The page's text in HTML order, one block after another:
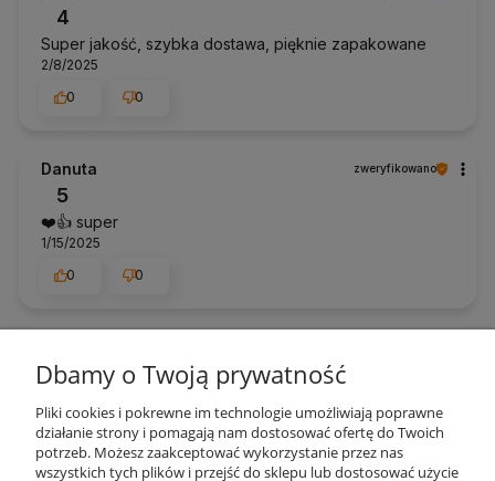
4
Super jakość, szybka dostawa, pięknie zapakowane
2/8/2025
0
0
Danuta zweryfikowano
5
❤️👍️ super
1/15/2025
0
0
5
10/8/2024
0
0
Dbamy o Twoją prywatność
Pliki cookies i pokrewne im technologie umożliwiają poprawne
działanie strony i pomagają nam dostosować ofertę do Twoich
potrzeb. Możesz zaakceptować wykorzystanie przez nas
wszystkich tych plików i przejść do sklepu lub dostosować użycie